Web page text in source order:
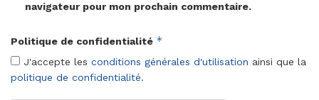
navigateur pour mon prochain commentaire.
Politique de confidentialité *
J'accepte les conditions générales d'utilisation ainsi que la
politique de confidentialité.